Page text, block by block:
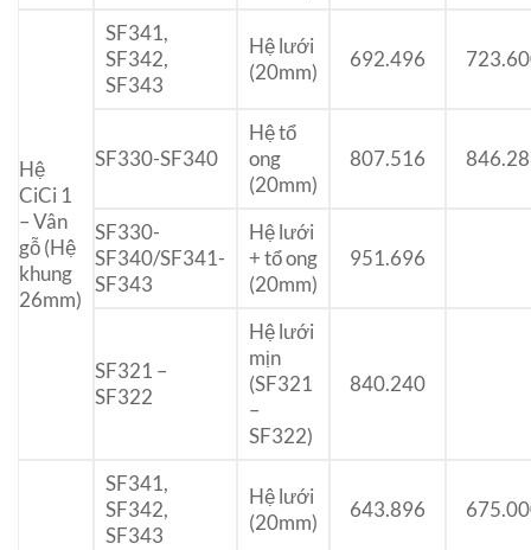
Hệ
CiCi 1
– Vân
gỗ (Hệ
khung
26mm)
SF341,
SF342,
SF343
Hệ lưới
(20mm)
692.496
SF330-SF340
Hệ tổ
ong
(20mm)
807.516
SF330-
SF340/SF341-
SF343
Hệ lưới
+ tổ ong
(20mm)
951.696
SF321 –
SF322
Hệ lưới
mịn
(SF321
–
SF322)
840.240
SF341,
SF342,
SF343
Hệ lưới
(20mm)
643.896